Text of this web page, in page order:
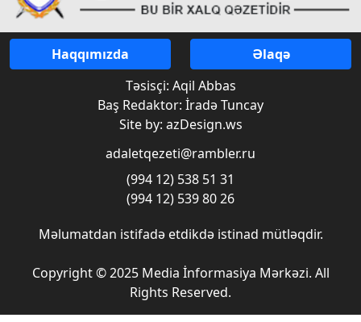
Haqqımızda
Əlaqə
Təsisçi: Aqil Abbas
Baş Redaktor: İradə Tuncay
Site by: azDesign.ws
adaletqezeti@rambler.ru
(994 12) 538 51 31
(994 12) 539 80 26
Məlumatdan istifadə etdikdə istinad mütləqdir.
Copyright © 2025 Media İnformasiya Mərkəzi. All
Rights Reserved.